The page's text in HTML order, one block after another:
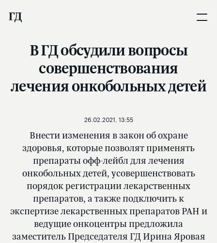
В ГД обсудили вопросы
совершенствования
лечения онкобольных детей
Внести изменения в закон об охране
здоровья, которые позволят применять
препараты офф-лейбл для лечения
онкобольных детей, усовершенствовать
порядок регистрации лекарственных
препаратов, а также подключить к
экспертизе лекарственных препаратов РАН и
ведущие онкоцентры предложила
заместитель Председателя ГД Ирина Яровая
26.02.2021, 13:55